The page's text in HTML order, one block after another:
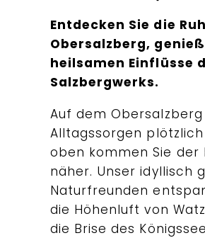
Entdecken Sie die
Obersalzberg,
heilsamen Einflüsse
Salzbergwerks.
Auf dem
Alltagssorgen
oben kommen Sie der
näher. Unser idyllisch
Naturfreunden
die Höhenluft von
die Brise des